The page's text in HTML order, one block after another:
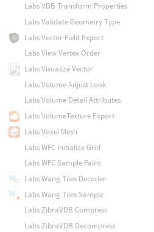
Labs VDB Transform Properties
Labs Validate Geometry Type
Labs Vector Field Export
Labs View Vertex Order
Labs Visualize Vector
Labs Volume Adjust Look
Labs Volume Detail Attributes
Labs VolumeTexture Export
Labs Voxel Mesh
Labs WFC Initialize Grid
Labs WFC Sample Paint
Labs Wang Tiles Decoder
Labs Wang Tiles Sample
Labs ZibraVDB Compress
Labs ZibraVDB Decompress